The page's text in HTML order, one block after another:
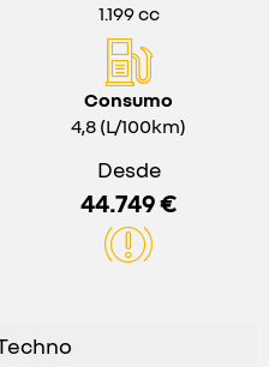
1.199 cc
Consumo
4,8 (L/100km)
Desde
44.749 €